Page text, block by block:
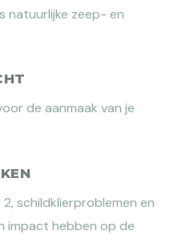
natuurlijke zeep- en
de aanmaak van je
schildklierproblemen en
impact hebben op de